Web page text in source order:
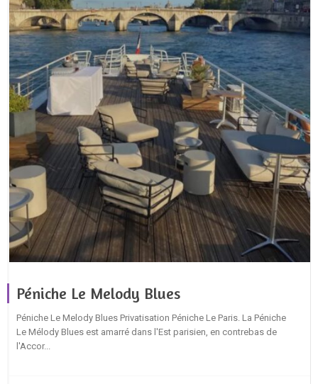
Péniche Le Melody Blues
Péniche Le Melody Blues Privatisation Péniche Le Paris. La Péniche
Le Mélody Blues est amarré dans l'Est parisien, en contrebas de
l'Accor...